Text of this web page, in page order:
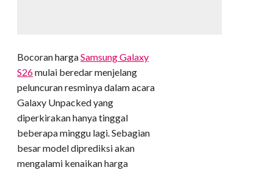
Bocoran hargaSamsung Galaxy
S26mulai beredar menjelang
peluncuran resminya dalam acara
Galaxy Unpacked yang
diperkirakan hanya tinggal
beberapa minggu lagi. Sebagian
besar model diprediksi akan
mengalami kenaikan harga